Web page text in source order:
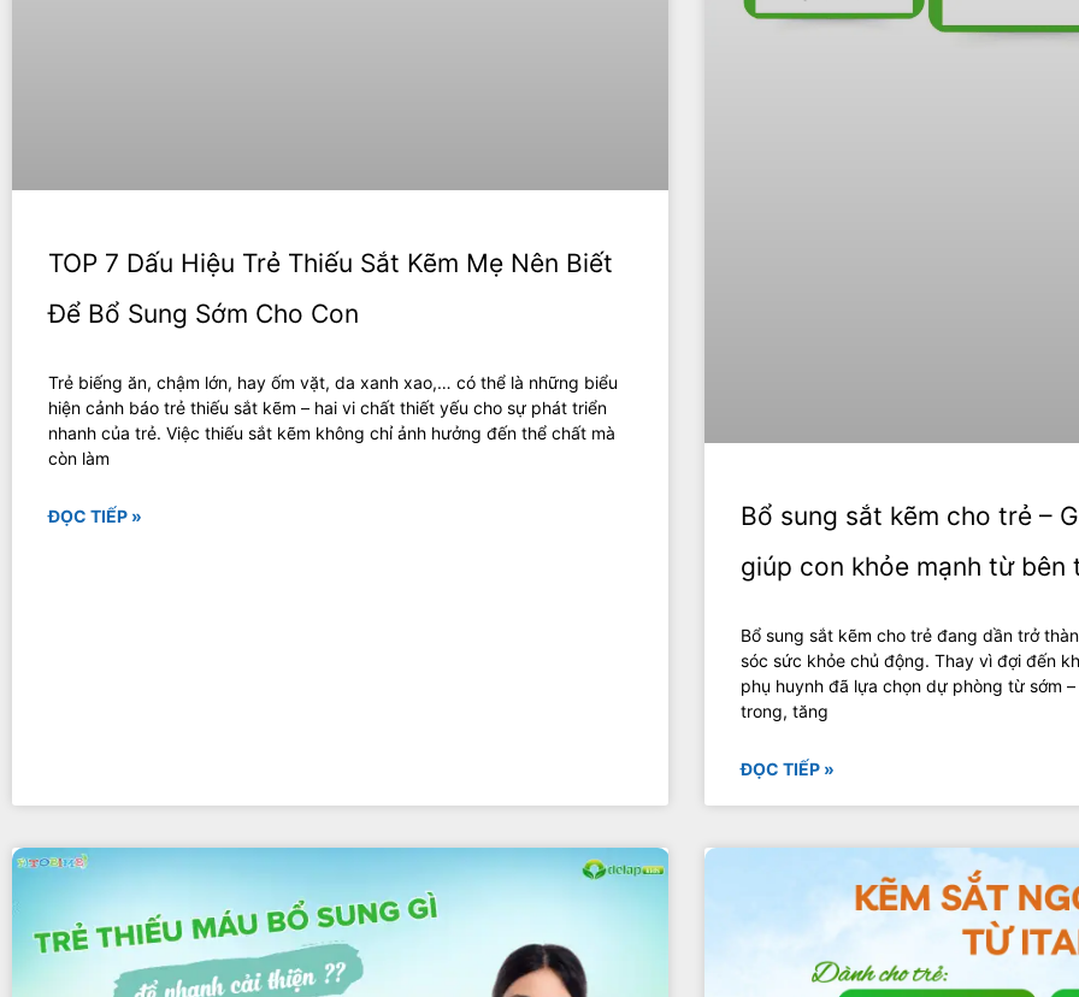
TOP 7 Dấu Hiệu Trẻ Thiếu Sắt Kẽm Mẹ Nên Biết
Để Bổ Sung Sớm Cho Con
Trẻ biếng ăn, chậm lớn, hay ốm vặt, da xanh xao,… có thể là những biểu
hiện cảnh báo trẻ thiếu sắt kẽm – hai vi chất thiết yếu cho sự phát triển
nhanh của trẻ. Việc thiếu sắt kẽm không chỉ ảnh hưởng đến thể chất mà
còn làm
ĐỌC TIẾP »
Bổ sung sắt kẽm cho trẻ –
giúp con khỏe mạnh từ bên
Bổ sung sắt kẽm cho trẻ đang dần trở
sóc sức khỏe chủ động. Thay vì đợi đến
phụ huynh đã lựa chọn dự phòng từ sớm
trong, tăng
ĐỌC TIẾP »